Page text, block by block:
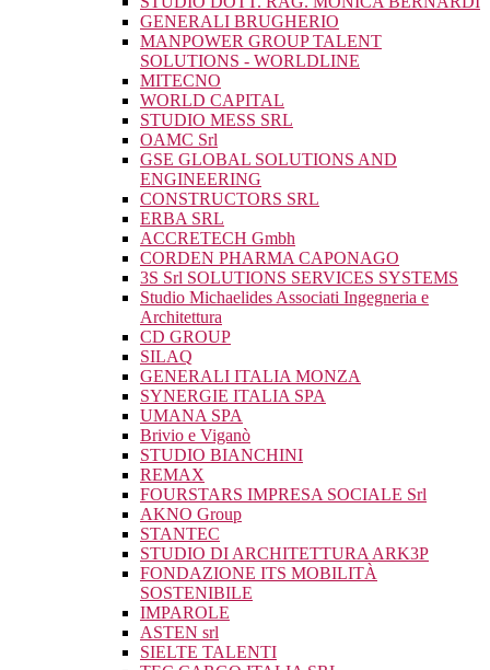
GENERALI BRUGHERIO
MANPOWER GROUP TALENT
SOLUTIONS - WORLDLINE
MITECNO
WORLD CAPITAL
STUDIO MESS SRL
OAMC Srl
GSE GLOBAL SOLUTIONS AND
ENGINEERING
CONSTRUCTORS SRL
ERBA SRL
ACCRETECH Gmbh
CORDEN PHARMA CAPONAGO
3S Srl SOLUTIONS SERVICES SYSTEMS
Studio Michaelides Associati Ingegneria e
Architettura
CD GROUP
SILAQ
GENERALI ITALIA MONZA
SYNERGIE ITALIA SPA
UMANA SPA
Brivio e Viganò
STUDIO BIANCHINI
REMAX
FOURSTARS IMPRESA SOCIALE Srl
AKNO Group
STANTEC
STUDIO DI ARCHITETTURA ARK3P
FONDAZIONE ITS MOBILITÀ
SOSTENIBILE
IMPAROLE
ASTEN srl
SIELTE TALENTI